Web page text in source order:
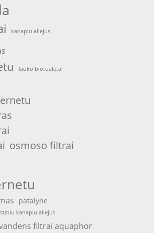
kanapiu aliejus
lauko biotualetai
osmoso filtrai
patalyne
kanapiu aliejus
filtrai aquaphor